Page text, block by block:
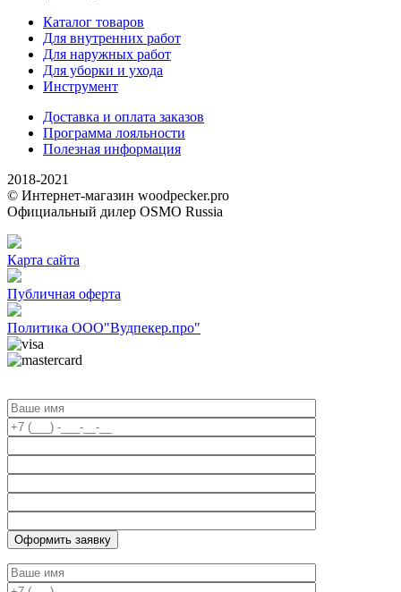
Каталог товаров
Для внутренних работ
Для наружных работ
Для уборки и ухода
Инструмент
Доставка и оплата заказов
Программа лояльности
Полезная информация
2018-2021
© Интернет-магазин woodpecker.pro
Официальный дилер OSMO Russia
Карта сайта
Публичная оферта
Политика ООО"Вудпекер.про"